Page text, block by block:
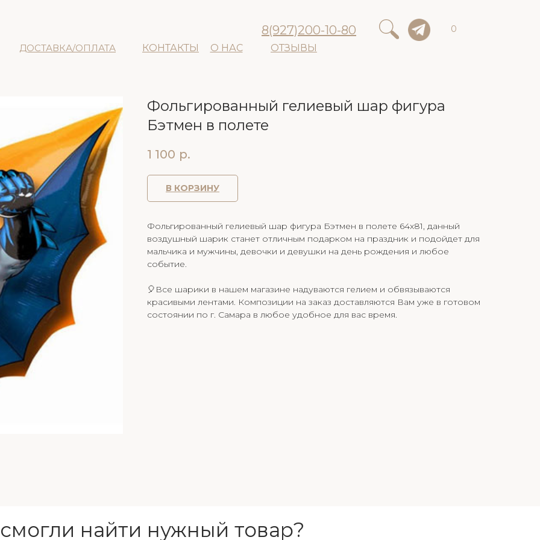
ДОСТАВКА/ОПЛАТА КОНТАКТЫ О НАС ОТЗЫВЫ
8(927)200-10-80 0
Фольгированный гелиевый шар фигура
Бэтмен в полете
1 100 р.
В КОРЗИНУ
Фольгированный гелиевый шар фигура Бэтмен в полете 64х81, данный
воздушный шарик станет отличным подарком на праздник и подойдет для
мальчика и мужчины, девочки и девушки на день рождения и любое
событие.
🎈Все шарики в нашем магазине надуваются гелием и обвязываются
красивыми лентами. Композиции на заказ доставляются Вам уже в готовом
состоянии по г. Самара в любое удобное для вас время.
найти нужный товар?